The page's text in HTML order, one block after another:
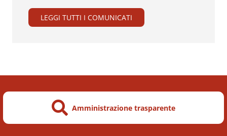
LEGGI TUTTI I COMUNICATI
Altri ServiziAmministrazione trasparente